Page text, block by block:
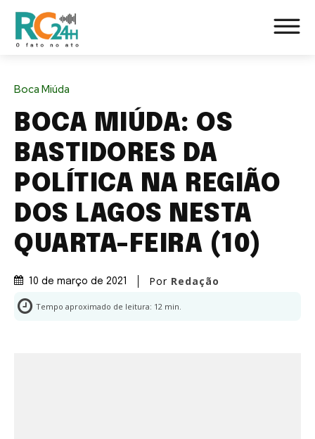
Boca Miúda
BOCA MIÚDA: OS
BASTIDORES DA
POLÍTICA NA REGIÃO
DOS LAGOS NESTA
QUARTA-FEIRA (10)
10 de março de 2021 Por Redação
Tempo aproximado de leitura: 12 min.